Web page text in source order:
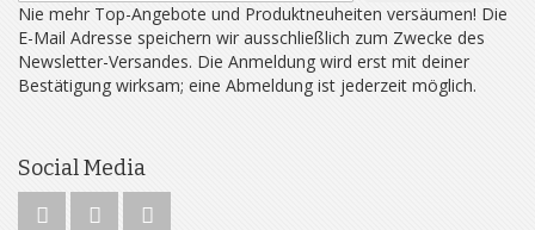
Nie mehr Top-Angebote und Produktneuheiten versäumen! Die
E-Mail Adresse speichern wir ausschließlich zum Zwecke des
Newsletter-Versandes. Die Anmeldung wird erst mit deiner
Bestätigung wirksam; eine Abmeldung ist jederzeit möglich.
Social Media